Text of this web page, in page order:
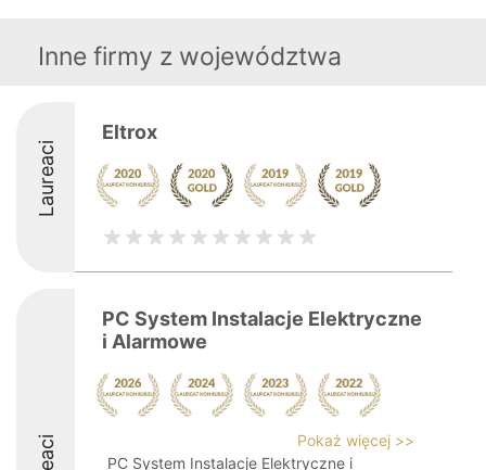
Inne firmy z województwa
Laureaci
Eltrox
PC System Instalacje Elektryczne
i Alarmowe
Pokaż więcej >>
PC System Instalacje Elektryczne i